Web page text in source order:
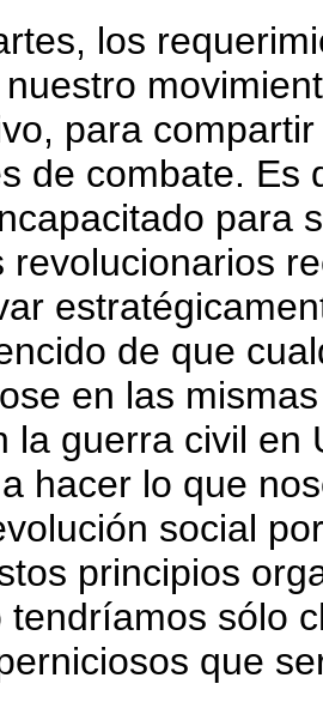
los
para
de combate. Es
para
revolucionarios
de que
en las
la guerra civil en
hacer lo que
social
principios
tendríamos sólo
que